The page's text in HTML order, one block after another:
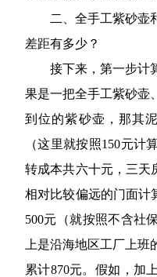
二、全手工紫砂壶
差距有多少？
接下来，第一步计
果是一把全手工紫砂壶
到位的紫砂壶，那其
（这里就按照150元计
转成本共六十元，三天
相对比较偏远的门面计
500元（就按照不含社
上是沿海地区工厂上班
累计870元。假如，加